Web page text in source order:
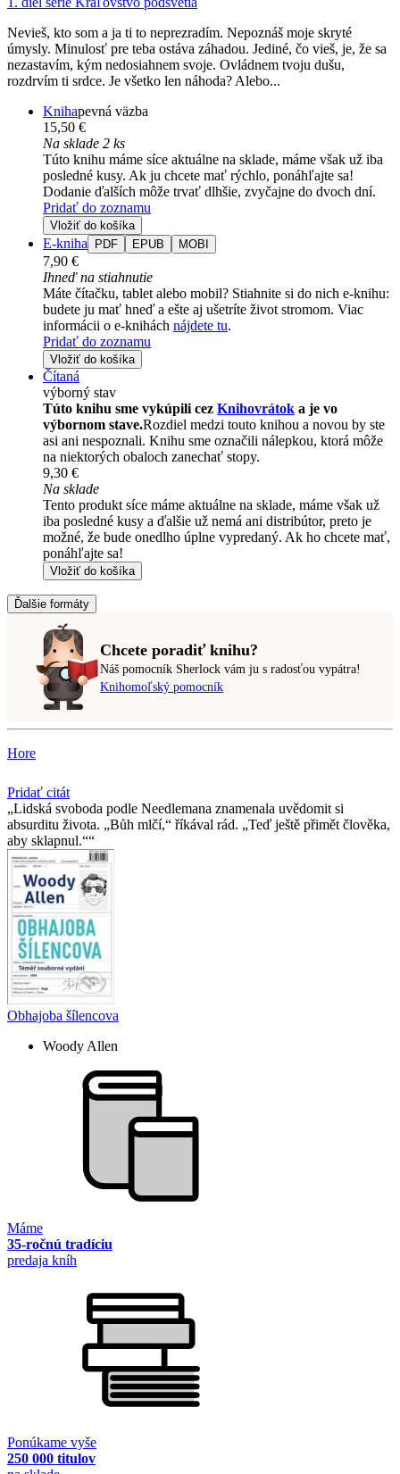
Nevieš, kto som a ja ti to neprezradím. Nepoznáš moje skryté
úmysly. Minulosť pre teba ostáva záhadou. Jediné, čo vieš, je, že sa
nezastavím, kým nedosiahnem svoje. Ovládnem tvoju dušu,
rozdrvím ti srdce. Je všetko len náhoda? Alebo...
Knihapevná väzba
15,50 €
Na sklade 2 ks
Túto knihu máme síce aktuálne na sklade, máme však už iba
posledné kusy. Ak ju chcete mať rýchlo, ponáhľajte sa!
Dodanie ďalších môže trvať dlhšie, zvyčajne do dvoch dní.
Pridať do zoznamu
Vložiť do košíka
E-kniha PDF EPUB MOBI
7,90 €
Ihneď na stiahnutie
Máte čítačku, tablet alebo mobil? Stiahnite si do nich e-knihu:
budete ju mať hneď a ešte aj ušetríte život stromom. Viac
informácii o e-knihách nájdete tu.
Pridať do zoznamu
Vložiť do košíka
Čítaná
výborný stav
Túto knihu sme vykúpili cez Knihovrátok a je vo
výbornom stave.Rozdiel medzi touto knihou a novou by ste
asi ani nespoznali. Knihu sme označili nálepkou, ktorá môže
na niektorých obaloch zanechať stopy.
9,30 €
Na sklade
Tento produkt síce máme aktuálne na sklade, máme však už
iba posledné kusy a ďalšie už nemá ani distribútor, preto je
možné, že bude onedlho úplne vypredaný. Ak ho chcete mať,
ponáhľajte sa!
Vložiť do košíka
Ďalšie formáty
Chcete poradiť knihu?
Náš pomocník Sherlock vám ju s radosťou vypátra!
Knihomoľský pomocník
Hore
Pridať citát
Lidská svoboda podle Needlemana znamenala uvědomit si
absurditu života. „Bůh mlčí,“ říkával rád. „Teď ještě přimět člověka,
aby sklapnul.“
Obhajoba šílencova
Woody Allen
Máme
35-ročnú tradíciu
predaja kníh
Ponúkame vyše
250 000 titulov